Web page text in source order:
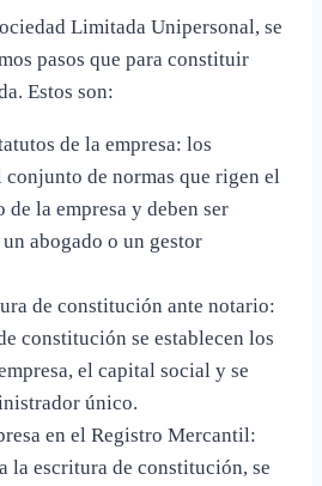
Limitada Unipersonal, se
pasos que para constituir
Estos son:
de la empresa: los
conjunto de normas que rigen el
la empresa y deben ser
abogado o un gestor
de constitución ante notario:
constitución se establecen los
el capital social y se
único.
en el Registro Mercantil:
la escritura de constitución, se